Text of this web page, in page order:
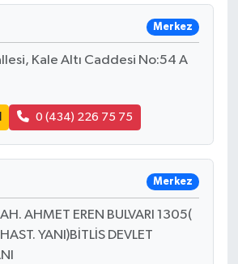
Merkez
Kale Altı Caddesi No:54 A
0 (434) 226 75 75
Merkez
AHMET EREN BULVARI 1305(
YANI)BİTLİS DEVLET